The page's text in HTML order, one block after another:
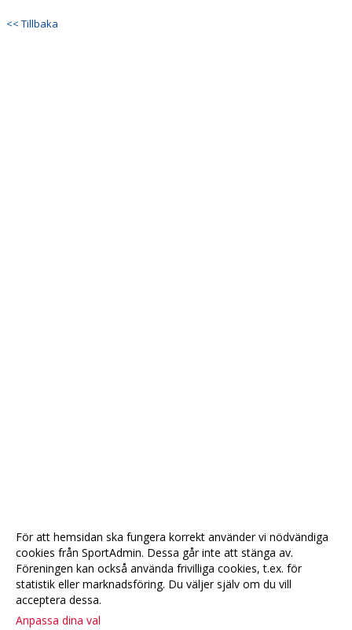
<< Tillbaka
För att hemsidan ska fungera korrekt använder vi nödvändiga
cookies från SportAdmin. Dessa går inte att stänga av.
Föreningen kan också använda frivilliga cookies, t.ex. för
statistik eller marknadsföring. Du väljer själv om du vill
acceptera dessa.
Anpassa dina val